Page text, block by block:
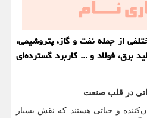
از جمله نفت و گاز، پتروشیمی،
برق، فولاد و ... کاربرد گسترده‌ای
در قلب صنعت
و حیاتی هستند که نقش بسیار